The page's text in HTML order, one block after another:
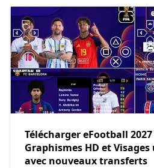
Télécharger eFootball 2027
Graphismes HD et
avec nouveaux transferts